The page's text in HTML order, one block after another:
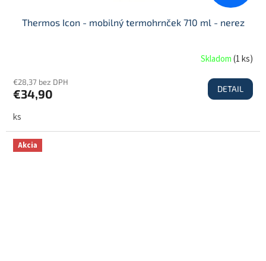
Thermos Icon - mobilný termohrnček 710 ml - nerez
Skladom(1 ks)
€28,37 bez DPH
€34,90 DETAIL
ks
Akcia